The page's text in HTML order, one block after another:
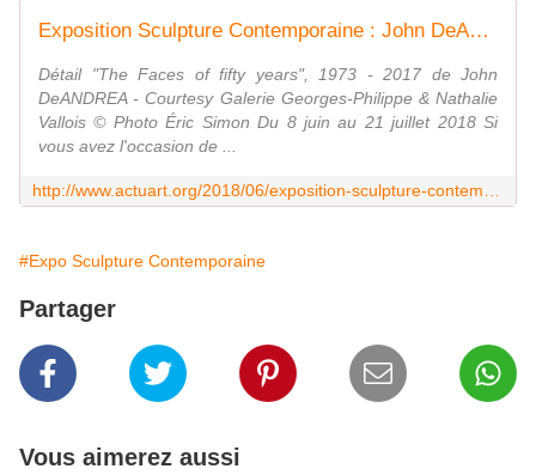
Exposition Sculpture Contemporaine : John DeANDREA - ACTUART by Eric SIMON
Détail "The Faces of fifty years", 1973 - 2017 de John
DeANDREA - Courtesy Galerie Georges-Philippe & Nathalie
Vallois © Photo Éric Simon Du 8 juin au 21 juillet 2018 Si
vous avez l'occasion de ...
#Expo Sculpture Contemporaine
Partager
Vous aimerez aussi